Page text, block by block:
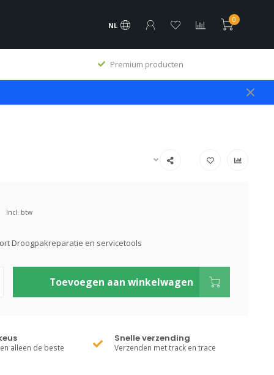
NL
0
Premium producten
Incl. btw
Droogpakreparatie en servicetools
Toevoegen aan winkelwagen
alleen de beste
Snelle verzending
Verzenden met track en trace